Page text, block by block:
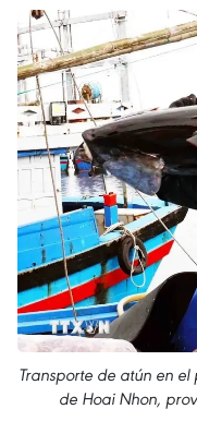
Transporte de atún en
de Hoai Nhon,